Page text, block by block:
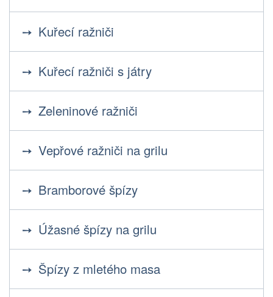
Kuřecí ražniči
Kuřecí ražniči s játry
Zeleninové ražniči
Vepřové ražniči na grilu
Bramborové špízy
Úžasné špízy na grilu
Špízy z mletého masa